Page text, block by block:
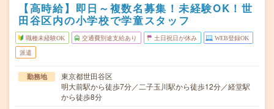
【高時給】即日～複数名募集！未経験OK！世
田谷区内の小学校で学童スタッフ
職種未経験OK 交通費別途支給あり 土日祝日が休み WEB登録OK
派遣
勤務地
東京都世田谷区
明大前駅から徒歩7分／二子玉川駅から徒歩12分／経堂駅
から徒歩8分